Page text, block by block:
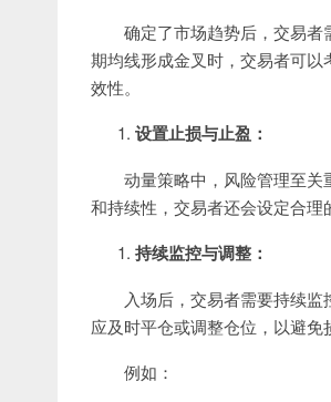
确定了市场趋势后，交易
期均线形成金叉时，交易者可
效性。
设置止损与止盈：
动量策略中，风险管理至
和持续性，交易者还会设定合理
持续监控与调整：
入场后，交易者需要持续
应及时平仓或调整仓位，以避免
例如：